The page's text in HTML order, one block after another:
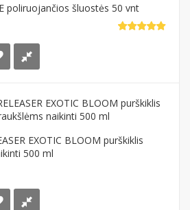
poliruojančios šluostės 50 vnt
EXOTIC BLOOM purškiklis
500 ml